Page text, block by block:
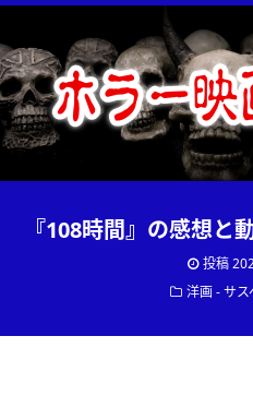
『108時間』の感想
投稿
洋画 - サス